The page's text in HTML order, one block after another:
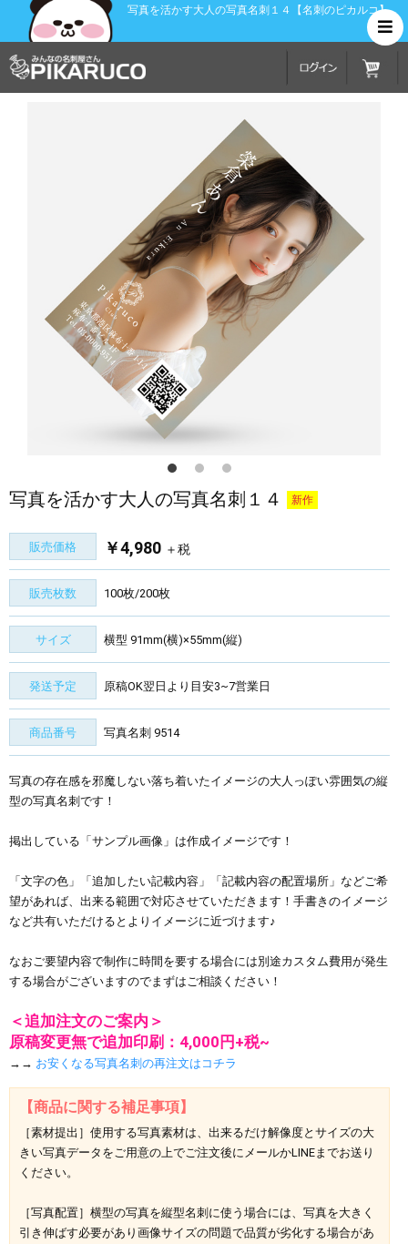
写真を活かす大人の写真名刺１４【名刺のピカルコ】
写真を活かす大人の写真名刺１４ 新作
販売価格 ￥4,980 ＋税
販売枚数 100枚/200枚
サイズ 横型 91mm(横)×55mm(縦)
発送予定 原稿OK翌日より目安3~7営業日
商品番号 写真名刺 9514
写真の存在感を邪魔しない落ち着いたイメージの大人っぽい雰囲気の縦
型の写真名刺です！
掲出している「サンプル画像」は作成イメージです！
「文字の色」「追加したい記載内容」「記載内容の配置場所」などご希
望があれば、出来る範囲で対応させていただきます！手書きのイメージ
など共有いただけるとよりイメージに近づけます♪
なおご要望内容で制作に時間を要する場合には別途カスタム費用が発生
する場合がございますのでまずはご相談ください！
＜追加注文のご案内＞
原稿変更無で追加印刷：4,000円+税~
→→ お安くなる写真名刺の再注文はコチラ
【商品に関する補足事項】
［素材提出］使用する写真素材は、出来るだけ解像度とサイズの大
きい写真データをご用意の上でご注文後にメールかLINEまでお送り
ください。
［写真配置］横型の写真を縦型名刺に使う場合には、写真を大きく
引き伸ばす必要があり画像サイズの問題で品質が劣化する場合があ